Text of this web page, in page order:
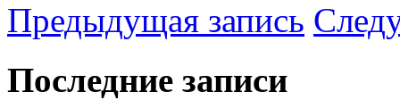
Предыдущая запись
Последние записи